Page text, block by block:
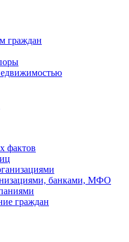
граждан
фактов
банками, МФО
граждан